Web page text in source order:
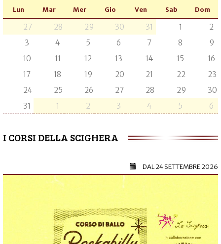
Lun Mar Mer Gio Ven Sab Dom
27 28 29 30 31 1
2
3
4 5 6 7 8
9
10
11 12 13 14 15
16
17
18 19 20 21 22
23
24
25 26 27 28 29
30
31
1 2 3 4 5 6
I CORSI DELLA SCIGHERA
DAL24 SETTEMBRE 2026